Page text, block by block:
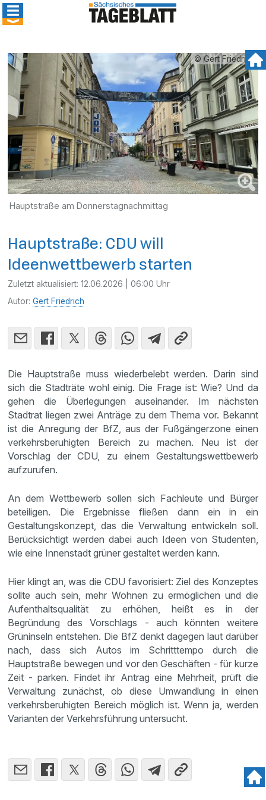
© Gert Friedrich
Hauptstraße am Donnerstagnachmittag
Hauptstraße: CDU will
Ideenwettbewerb starten
Zuletzt aktualisiert:12.06.2026 | 06:00 Uhr
Autor:Gert Friedrich
Die Hauptstraße muss wiederbelebt werden. Darin sind
sich die Stadträte wohl einig. Die Frage ist: Wie? Und da
gehen die Überlegungen auseinander. Im nächsten
Stadtrat liegen zwei Anträge zu dem Thema vor. Bekannt
ist die Anregung der BfZ, aus der Fußgängerzone einen
verkehrsberuhigten Bereich zu machen. Neu ist der
Vorschlag der CDU, zu einem Gestaltungswettbewerb
aufzurufen.
An dem Wettbewerb sollen sich Fachleute und Bürger
beteiligen. Die Ergebnisse fließen dann ein in ein
Gestaltungskonzept, das die Verwaltung entwickeln soll.
Berücksichtigt werden dabei auch Ideen von Studenten,
wie eine Innenstadt grüner gestaltet werden kann.
Hier klingt an, was die CDU favorisiert: Ziel des Konzeptes
sollte auch sein, mehr Wohnen zu ermöglichen und die
Aufenthaltsqualität zu erhöhen, heißt es in der
Begründung des Vorschlags - auch könnten weitere
Grüninseln entstehen. Die BfZ denkt dagegen laut darüber
nach, dass sich Autos im Schritttempo durch die
Hauptstraße bewegen und vor den Geschäften - für kurze
Zeit - parken. Findet ihr Antrag eine Mehrheit, prüft die
Verwaltung zunächst, ob diese Umwandlung in einen
verkehrsberuhigten Bereich möglich ist. Wenn ja, werden
Varianten der Verkehrsführung untersucht.